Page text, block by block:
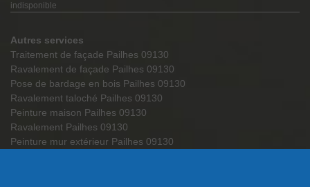
indisponible
Autres services
Traitement de façade Pailhes 09130
Ravalement de façade Pailhes 09130
Pose de bardage en bois Pailhes 09130
Ravalement taloché Pailhes 09130
Peinture maison Pailhes 09130
Ravalement Pailhes 09130
Peinture mur extérieur Pailhes 09130